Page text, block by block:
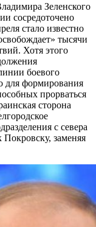
Зеленского
сосредоточено
стало известно
тысячи
Хотя этого
боевого
для формирования
прорваться
сторона
с севера
Покровску, заменяя